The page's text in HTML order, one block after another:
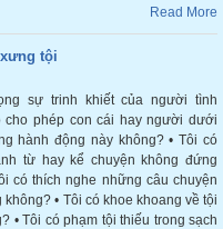
Read More
tội
sự trinh khiết của người tình
cho phép con cái hay người dưới
hành động này không? • Tôi có
từ hay kể chuyện không đứng
có thích nghe những câu chuyện
• Tôi có khoe khoang về tội
• Tôi có phạm tội thiếu trong sạch